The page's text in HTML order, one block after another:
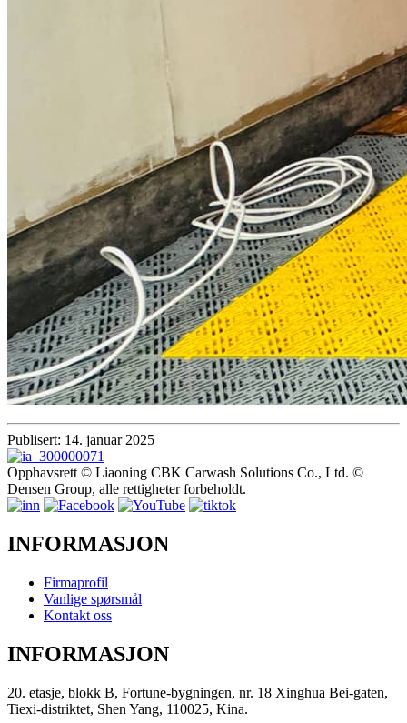
Publisert: 14. januar 2025
Opphavsrett © Liaoning CBK Carwash Solutions Co., Ltd. ©
Densen Group, alle rettigheter forbeholdt.
INFORMASJON
Firmaprofil
Vanlige spørsmål
Kontakt oss
INFORMASJON
20. etasje, blokk B, Fortune-bygningen, nr. 18 Xinghua Bei-gaten,
Tiexi-distriktet, Shen Yang, 110025, Kina.